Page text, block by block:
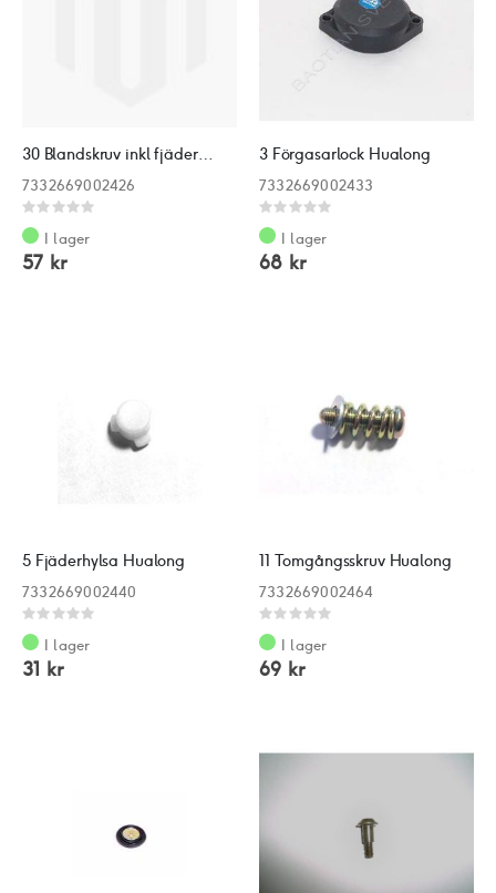
30 Blandskruv inkl fjäder Hualong
7332669002426
Rating:
0%
I lager
57 kr
3 Förgasarlock Hualong
7332669002433
Rating:
0%
I lager
68 kr
5 Fjäderhylsa Hualong
7332669002440
Rating:
0%
I lager
31 kr
11 Tomgångsskruv Hualong
7332669002464
Rating:
0%
I lager
69 kr